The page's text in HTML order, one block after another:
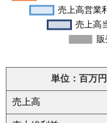
単位：百万円
売上高